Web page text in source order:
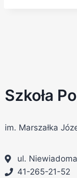
Szkoła
im. Marszałka
ul.
41-265-21-52